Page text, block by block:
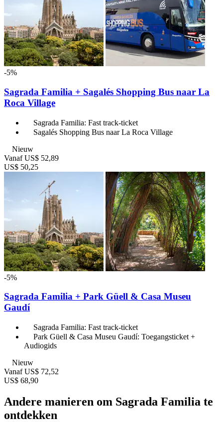
-5%
Sagrada Familia + Sagalés Shopping Bus naar La
Roca Village
Sagrada Familia: Fast track-ticket
Sagalés Shopping Bus naar La Roca Village
Nieuw
Vanaf US$ 52,89
US$ 50,25
-5%
Sagrada Familia + Park Güell & Casa Museu
Gaudí
Sagrada Familia: Fast track-ticket
Park Güell & Casa Museu Gaudí: Toegangsticket +
Audiogids
Nieuw
Vanaf US$ 72,52
US$ 68,90
Andere manieren om Sagrada Familia te
ontdekken